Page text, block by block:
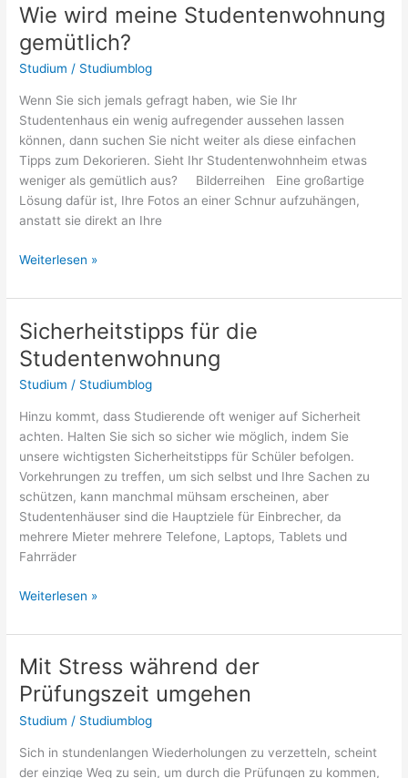
guten
Essay?
Tipps
Tricks
Wie wird meine Studentenwohnung
gemütlich?
Studium / Studiumblog
Wenn Sie sich jemals gefragt haben, wie Sie Ihr
Studentenhaus ein wenig aufregender aussehen lassen
können, dann suchen Sie nicht weiter als diese einfachen
Tipps zum Dekorieren. Sieht Ihr Studentenwohnheim etwas
weniger als gemütlich aus? Bilderreihen Eine großartige
Lösung dafür ist, Ihre Fotos an einer Schnur aufzuhängen,
anstatt sie direkt an Ihre
Wie
meine
gemütlich?
Weiterlesen »
Sicherheitstipps für die
Studentenwohnung
Studium / Studiumblog
Hinzu kommt, dass Studierende oft weniger auf Sicherheit
achten. Halten Sie sich so sicher wie möglich, indem Sie
unsere wichtigsten Sicherheitstipps für Schüler befolgen.
Vorkehrungen zu treffen, um sich selbst und Ihre Sachen zu
schützen, kann manchmal mühsam erscheinen, aber
Studentenhäuser sind die Hauptziele für Einbrecher, da
mehrere Mieter mehrere Telefone, Laptops, Tablets und
Fahrräder
Sicherheitstipps
die
Studentenwohnung
Weiterlesen »
Mit Stress während der
Prüfungszeit umgehen
Studium / Studiumblog
Sich in stundenlangen Wiederholungen zu verzetteln, scheint
der einzige Weg zu sein, um durch die Prüfungen zu kommen,